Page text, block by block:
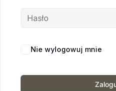
Nie wylogowuj mnie